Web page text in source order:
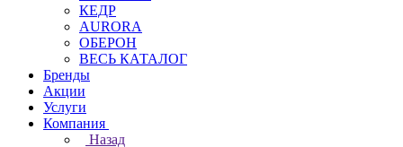
КЕДР
AURORA
ОБЕРОН
ВЕСЬ КАТАЛОГ
Бренды
Акции
Услуги
Компания
Назад